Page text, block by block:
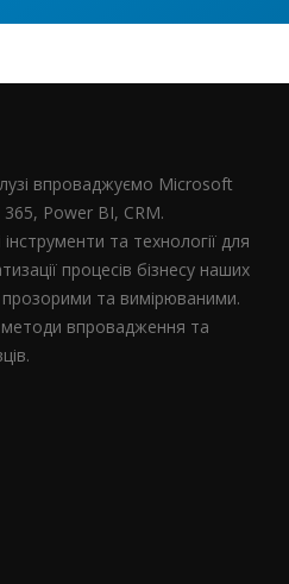
впроваджуємо Microsoft
Power BI, CRM.
та технології для
процесів бізнесу наших
прозорими та вимірюваними.
методи впровадження та